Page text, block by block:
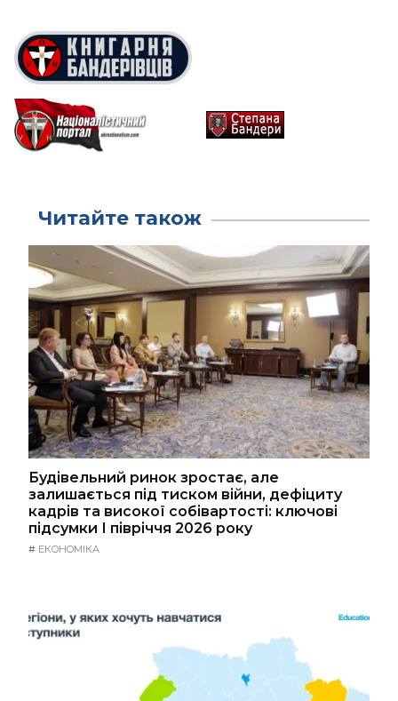
Читайте також
Будівельний ринок зростає, але
залишається під тиском війни, дефіциту
кадрів та високої собівартості: ключові
підсумки І півріччя 2026 року
# ЕКОНОМІКА